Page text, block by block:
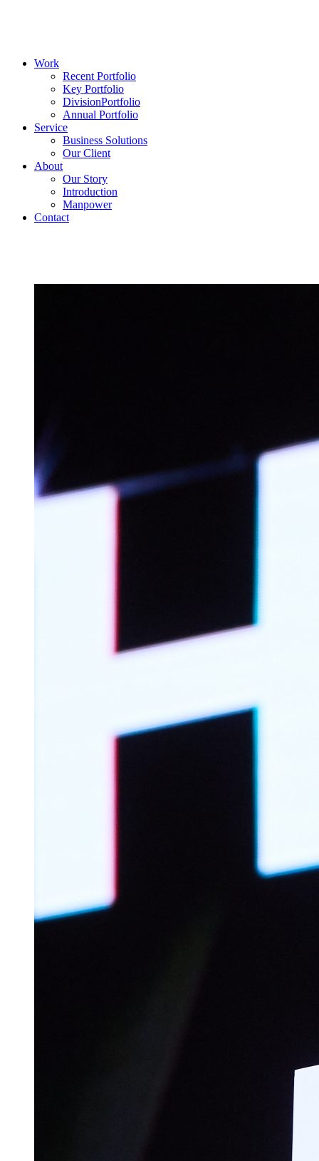
Work
Recent Portfolio
Key Portfolio
DivisionPortfolio
Annual Portfolio
Service
Business Solutions
Our Client
About
Our Story
Introduction
Manpower
Contact